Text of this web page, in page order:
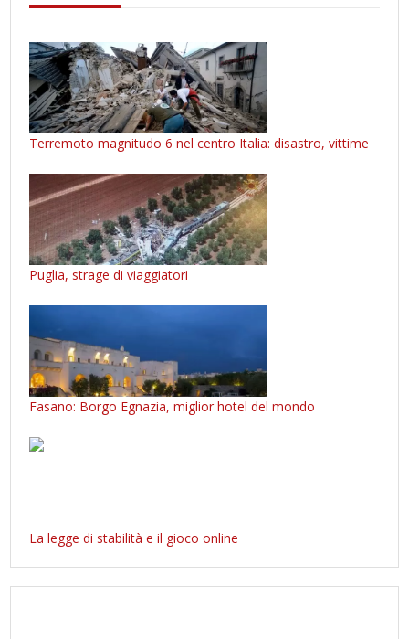
Terremoto magnitudo 6 nel centro Italia: disastro, vittime
Puglia, strage di viaggiatori
Fasano: Borgo Egnazia, miglior hotel del mondo
La legge di stabilità e il gioco online